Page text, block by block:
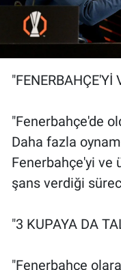
"FENERBAHÇE'Yİ
"Fenerbahçe'de
Daha fazla
Fenerbahçe'yi ve
şans verdiği
"3 KUPAYA DA
"Fenerbahçe